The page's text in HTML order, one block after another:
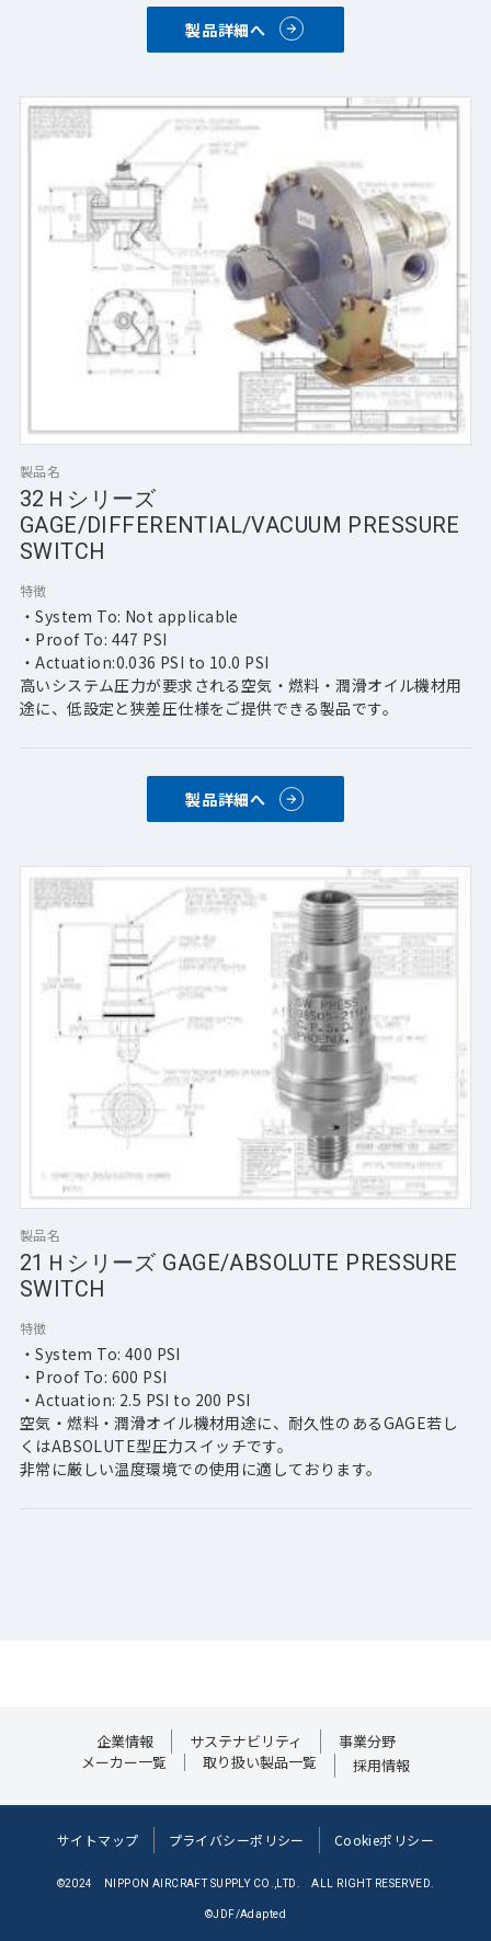
製品名
32Ｈシリーズ
GAGE/DIFFERENTIAL/VACUUM PRESSURE
SWITCH
特徴
・System To: Not applicable
・Proof To: 447 PSI
・Actuation:0.036 PSI to 10.0 PSI
高いシステム圧力が要求される空気・燃料・潤滑オイル機材用
途に、低設定と狭差圧仕様をご提供できる製品です。
製品詳細へ
製品名
21Ｈシリーズ GAGE/ABSOLUTE PRESSURE
SWITCH
特徴
・System To: 400 PSI
・Proof To: 600 PSI
・Actuation: 2.5 PSI to 200 PSI
空気・燃料・潤滑オイル機材用途に、耐久性のあるGAGE若し
くはABSOLUTE型圧力スイッチです。
非常に厳しい温度環境での使用に適しております。
製品詳細へ
企業情報 サステナビリティ
事業分野
メーカー一覧
取り扱い製品一覧 採用情報
サイトマップ プライバシーポリシー Cookieポリシー
©2024 NIPPON AIRCRAFT SUPPLY CO.,LTD. ALL RIGHT RESERVED.
©JDF/Adapted